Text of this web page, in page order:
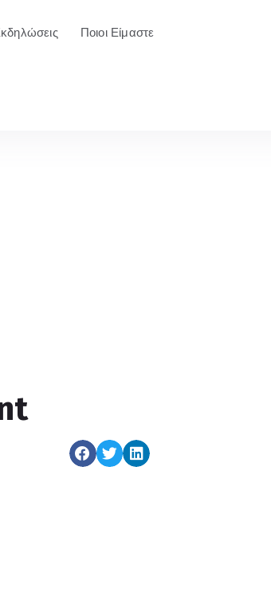
Ποιοι Είμαστε